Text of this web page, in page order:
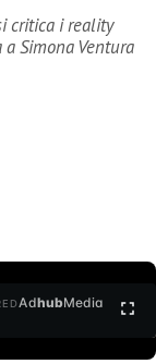
critica i reality
Simona Ventura
AdhubMedia